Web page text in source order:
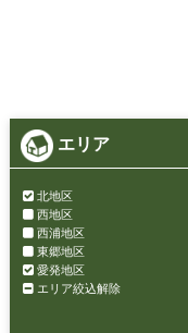
エリア
北地区
西地区
西浦地区
東郷地区
愛発地区
エリア絞込解除